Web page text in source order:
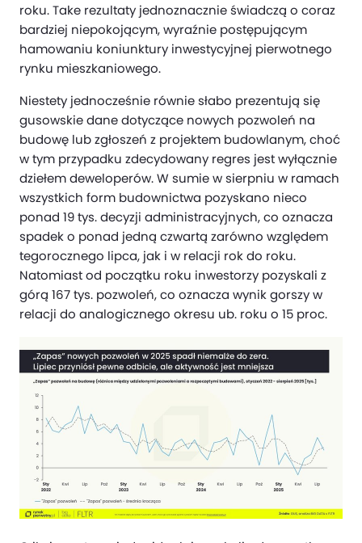
roku. Take rezultaty jednoznacznie świadczą o coraz
bardziej niepokojącym, wyraźnie postępującym
hamowaniu koniunktury inwestycyjnej pierwotnego
rynku mieszkaniowego.
Niestety jednocześnie równie słabo prezentują się
gusowskie dane dotyczące nowych pozwoleń na
budowę lub zgłoszeń z projektem budowlanym, choć
w tym przypadku zdecydowany regres jest wyłącznie
dziełem deweloperów. W sumie w sierpniu w ramach
wszystkich form budownictwa pozyskano nieco
ponad 19 tys. decyzji administracyjnych, co oznacza
spadek o ponad jedną czwartą zarówno względem
tegorocznego lipca, jak i w relacji rok do roku.
Natomiast od początku roku inwestorzy pozyskali z
górą 167 tys. pozwoleń, co oznacza wynik gorszy w
relacji do analogicznego okresu ub. roku o 15 proc.